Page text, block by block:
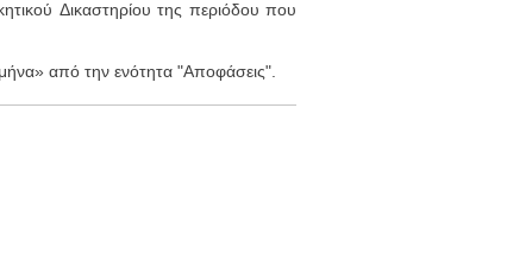
Δικαστηρίου της περιόδου που
από την ενότητα "Αποφάσεις".